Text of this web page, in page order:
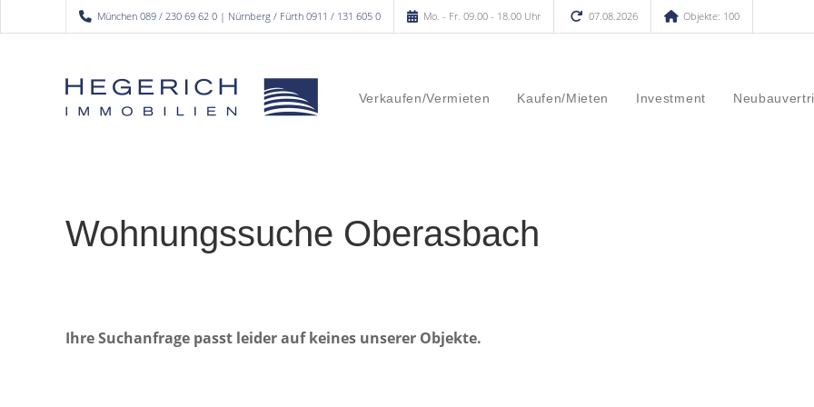
München 089 / 230 69 62 0 | Nürnberg / Fürth 0911 / 131 605 0 Mo. - Fr. 09.00 - 18.00 Uhr 07.08.2026 Objekte: 100
Verkaufen/Vermieten Kaufen/Mieten Investment
Wohnungssuche Oberasbach
Ihre Suchanfrage passt leider auf keines unserer Objekte.